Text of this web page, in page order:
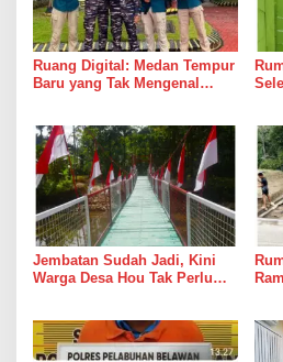
Ruang Digital: Medan Tempur
Baru yang Tak Mengenal
Jembatan Sudah Jadi, Kini
Warga Desa Hou Tak Perlu